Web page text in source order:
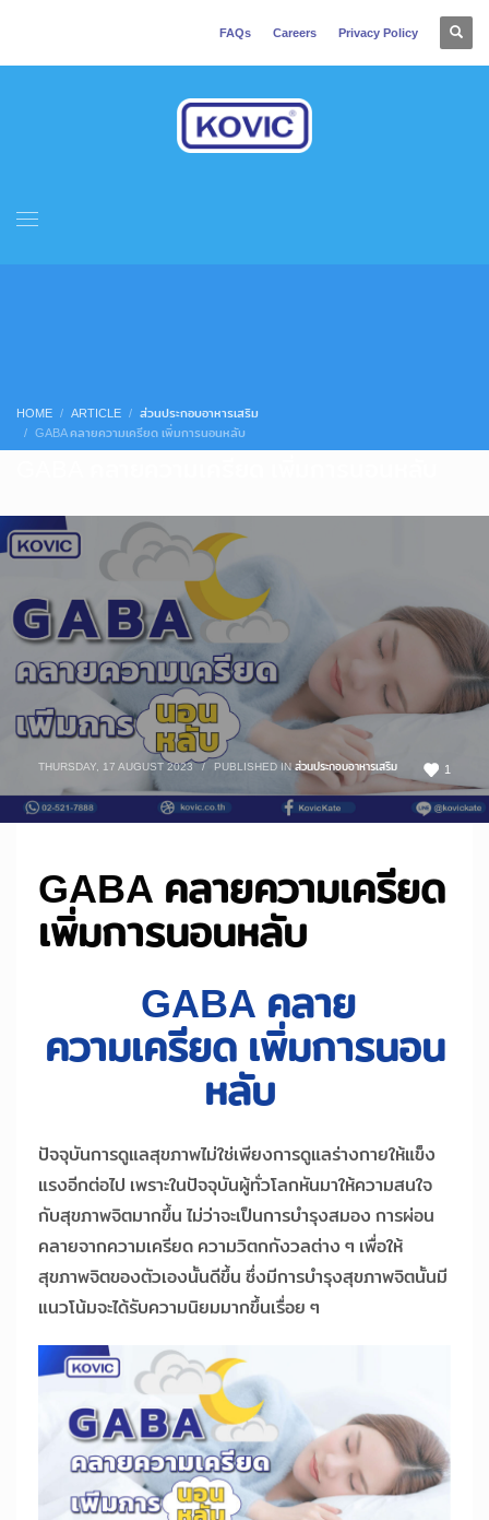
FAQs Careers Privacy Policy
HOME ARTICLE
ส่วนประกอบอาหารเสริม
GABA คลายความเครียด เพิ่มการนอนหลับ
1
THURSDAY, 17 AUGUST 2023 / PUBLISHED INส่วนประกอบอาหารเสริม
GABA คลายความเครียด
เพิ่มการนอนหลับ
GABA คลาย
ความเครียด เพิ่มการนอน
หลับ
ปัจจุบันการดูแลสุขภาพไม่ใช่เพียงการดูแลร่างกายให้แข็ง
แรงอีกต่อไป เพราะในปัจจุบันผู้ทั่วโลกหันมาให้ความสนใจ
กับสุขภาพจิตมากขึ้น ไม่ว่าจะเป็นการบำรุงสมอง การผ่อน
คลายจากความเครียด ความวิตกกังวลต่าง ๆ เพื่อให้
สุขภาพจิตของตัวเองนั้นดีขึ้น ซึ่งมีการบำรุงสุขภาพจิตนั้นมี
แนวโน้มจะได้รับความนิยมมากขึ้นเรื่อย ๆ